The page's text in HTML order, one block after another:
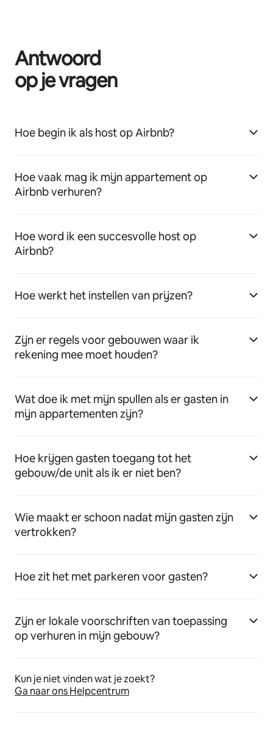
Antwoord
op je vragen
Hoe begin ik als host op Airbnb?
Hoe vaak mag ik mijn appartement op
Airbnb verhuren?
Hoe word ik een succesvolle host op
Airbnb?
Hoe werkt het instellen van prijzen?
Zijn er regels voor gebouwen waar ik
rekening mee moet houden?
Wat doe ik met mijn spullen als er gasten in
mijn appartementen zijn?
Hoe krijgen gasten toegang tot het
gebouw/de unit als ik er niet ben?
Wie maakt er schoon nadat mijn gasten zijn
vertrokken?
Hoe zit het met parkeren voor gasten?
Zijn er lokale voorschriften van toepassing
op verhuren in mijn gebouw?
Kun je niet vinden wat je zoekt?
Ga naar ons Helpcentrum